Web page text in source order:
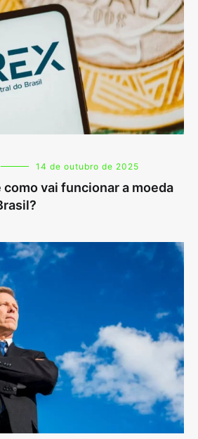
14 de outubro de 2025
como vai funcionar a moeda